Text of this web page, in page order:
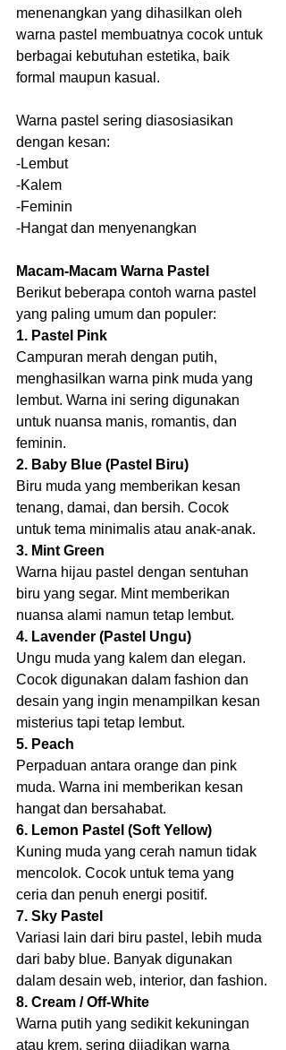
menenangkan yang dihasilkan oleh
warna pastel membuatnya cocok untuk
berbagai kebutuhan estetika, baik
formal maupun kasual.
Warna pastel sering diasosiasikan
dengan kesan:
-Lembut
-Kalem
-Feminin
-Hangat dan menyenangkan
Macam-Macam Warna Pastel
Berikut beberapa contoh warna pastel
yang paling umum dan populer:
1. Pastel Pink
Campuran merah dengan putih,
menghasilkan warna pink muda yang
lembut. Warna ini sering digunakan
untuk nuansa manis, romantis, dan
feminin.
2. Baby Blue (Pastel Biru)
Biru muda yang memberikan kesan
tenang, damai, dan bersih. Cocok
untuk tema minimalis atau anak-anak.
3. Mint Green
Warna hijau pastel dengan sentuhan
biru yang segar. Mint memberikan
nuansa alami namun tetap lembut.
4. Lavender (Pastel Ungu)
Ungu muda yang kalem dan elegan.
Cocok digunakan dalam fashion dan
desain yang ingin menampilkan kesan
misterius tapi tetap lembut.
5. Peach
Perpaduan antara orange dan pink
muda. Warna ini memberikan kesan
hangat dan bersahabat.
6. Lemon Pastel (Soft Yellow)
Kuning muda yang cerah namun tidak
mencolok. Cocok untuk tema yang
ceria dan penuh energi positif.
7. Sky Pastel
Variasi lain dari biru pastel, lebih muda
dari baby blue. Banyak digunakan
dalam desain web, interior, dan fashion.
8. Cream / Off-White
Warna putih yang sedikit kekuningan
atau krem, sering dijadikan warna